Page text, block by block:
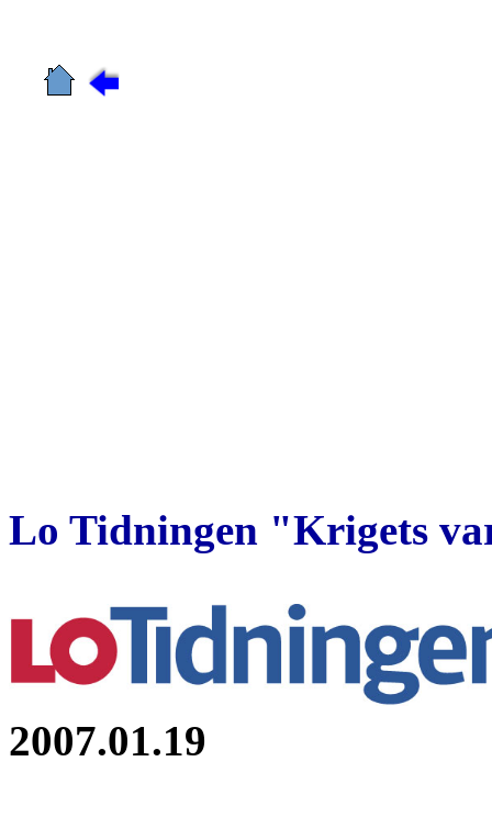
Lo Tidningen "Krigets
2007.01.19